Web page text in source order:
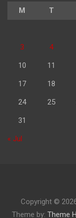
M T
3 4
10 11
17 18
24 25
31
« Jul
Copyright ©
Theme by: Theme